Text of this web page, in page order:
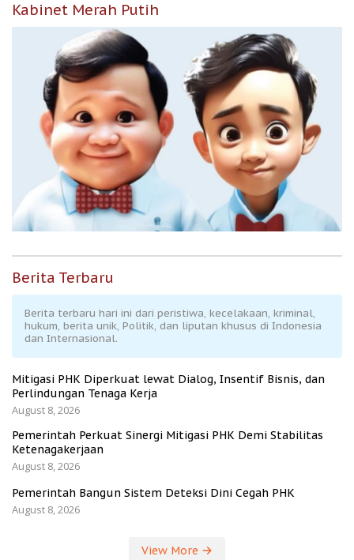
Kabinet Merah Putih
Berita Terbaru
Berita terbaru hari ini dari peristiwa, kecelakaan, kriminal,
hukum, berita unik, Politik, dan liputan khusus di Indonesia
dan Internasional.
Mitigasi PHK Diperkuat lewat Dialog, Insentif Bisnis, dan
Perlindungan Tenaga Kerja
August 8, 2026
Pemerintah Perkuat Sinergi Mitigasi PHK Demi Stabilitas
Ketenagakerjaan
August 8, 2026
Pemerintah Bangun Sistem Deteksi Dini Cegah PHK
August 8, 2026
View More